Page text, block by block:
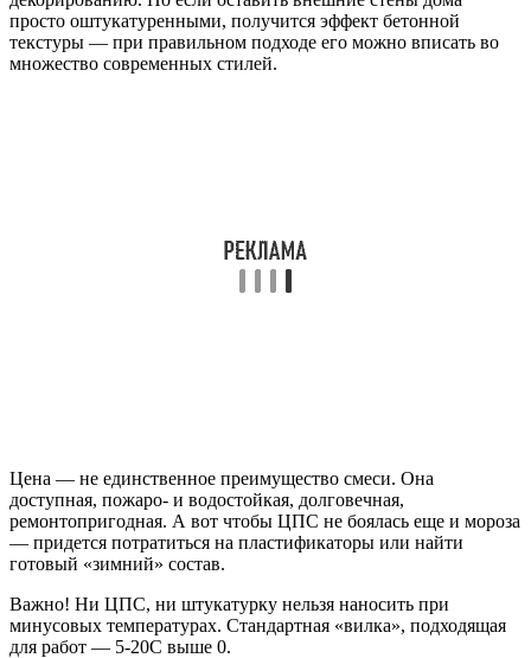
просто оштукатуренными, получится эффект бетонной
текстуры — при правильном подходе его можно вписать во
множество современных стилей.
Цена — не единственное преимущество смеси. Она
доступная, пожаро- и водостойкая, долговечная,
ремонтопригодная. А вот чтобы ЦПС не боялась еще и мороза
— придется потратиться на пластификаторы или найти
готовый «зимний» состав.
Важно! Ни ЦПС, ни штукатурку нельзя наносить при
минусовых температурах. Стандартная «вилка», подходящая
для работ — 5-20С выше 0.